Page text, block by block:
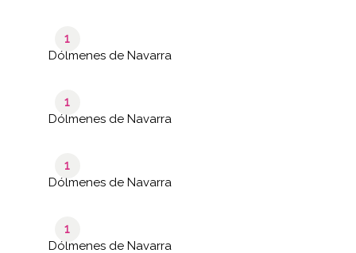
1
Dólmenes de Navarra
1
Dólmenes de Navarra
1
Dólmenes de Navarra
1
Dólmenes de Navarra